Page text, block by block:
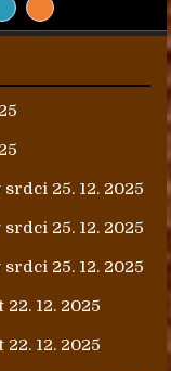
srdci 25. 12. 2025
srdci 25. 12. 2025
srdci 25. 12. 2025
22. 12. 2025
22. 12. 2025